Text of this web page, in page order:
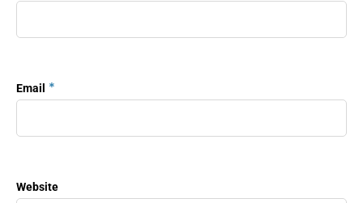
Email *
Website